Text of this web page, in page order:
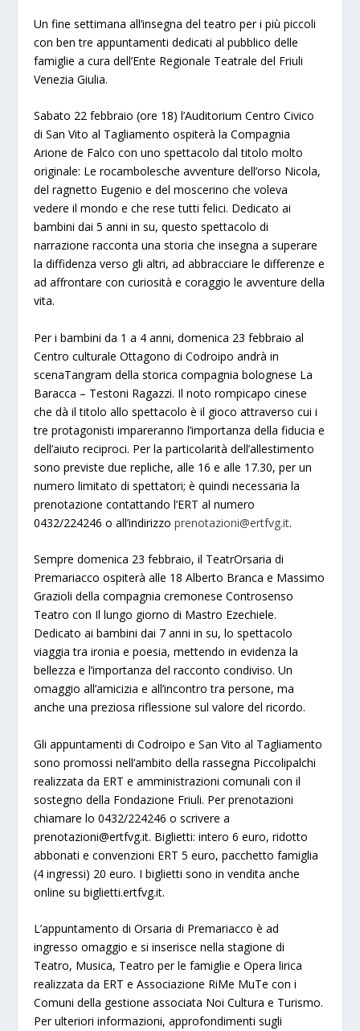
Un fine settimana all’insegna del teatro per i più piccoli
con ben tre appuntamenti dedicati al pubblico delle
famiglie a cura dell’Ente Regionale Teatrale del Friuli
Venezia Giulia.
Sabato 22 febbraio (ore 18) l’Auditorium Centro Civico
di San Vito al Tagliamento ospiterà la Compagnia
Arione de Falco con uno spettacolo dal titolo molto
originale: Le rocambolesche avventure dell’orso Nicola,
del ragnetto Eugenio e del moscerino che voleva
vedere il mondo e che rese tutti felici. Dedicato ai
bambini dai 5 anni in su, questo spettacolo di
narrazione racconta una storia che insegna a superare
la diffidenza verso gli altri, ad abbracciare le differenze e
ad affrontare con curiosità e coraggio le avventure della
vita.
Per i bambini da 1 a 4 anni, domenica 23 febbraio al
Centro culturale Ottagono di Codroipo andrà in
scenaTangram della storica compagnia bolognese La
Baracca – Testoni Ragazzi. Il noto rompicapo cinese
che dà il titolo allo spettacolo è il gioco attraverso cui i
tre protagonisti impareranno l’importanza della fiducia e
dell’aiuto reciproci. Per la particolarità dell’allestimento
sono previste due repliche, alle 16 e alle 17.30, per un
numero limitato di spettatori; è quindi necessaria la
prenotazione contattando l’ERT al numero
0432/224246 o all’indirizzoprenotazioni@ertfvg.it.
Sempre domenica 23 febbraio, il TeatrOrsaria di
Premariacco ospiterà alle 18 Alberto Branca e Massimo
Grazioli della compagnia cremonese Controsenso
Teatro con Il lungo giorno di Mastro Ezechiele.
Dedicato ai bambini dai 7 anni in su, lo spettacolo
viaggia tra ironia e poesia, mettendo in evidenza la
bellezza e l’importanza del racconto condiviso. Un
omaggio all’amicizia e all’incontro tra persone, ma
anche una preziosa riflessione sul valore del ricordo.
Gli appuntamenti di Codroipo e San Vito al Tagliamento
sono promossi nell’ambito della rassegna Piccolipalchi
realizzata da ERT e amministrazioni comunali con il
sostegno della Fondazione Friuli. Per prenotazioni
chiamare lo 0432/224246 o scrivere a
prenotazioni@ertfvg.it. Biglietti: intero 6 euro, ridotto
abbonati e convenzioni ERT 5 euro, pacchetto famiglia
(4 ingressi) 20 euro. I biglietti sono in vendita anche
online su biglietti.ertfvg.it.
L’appuntamento di Orsaria di Premariacco è ad
ingresso omaggio e si inserisce nella stagione di
Teatro, Musica, Teatro per le famiglie e Opera lirica
realizzata da ERT e Associazione RiMe MuTe con i
Comuni della gestione associata Noi Cultura e Turismo.
Per ulteriori informazioni, approfondimenti sugli